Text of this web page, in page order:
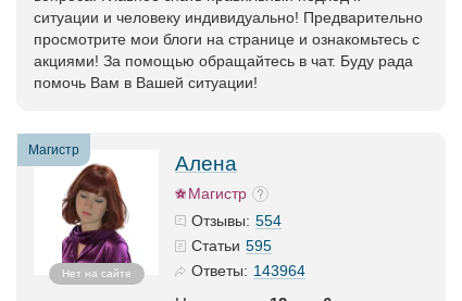
ситуации и человеку индивидуально! Предварительно
просмотрите мои блоги на странице и ознакомьтесь с
акциями! За помощью обращайтесь в чат. Буду рада
помочь Вам в Вашей ситуации!
Магистр
Нет на сайте
Алена
Магистр
Отзывы: 554
Статьи 595
Ответы: 143964